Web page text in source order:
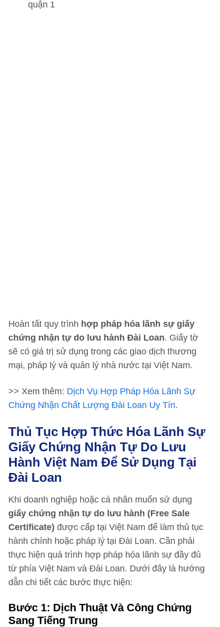
quận 1
Hoàn tất quy trình hợp pháp hóa lãnh sự giấy
chứng nhận tự do lưu hành Đài Loan. Giấy tờ
sẽ có giá trị sử dụng trong các giao dịch thương
mại, pháp lý và quản lý nhà nước tại Việt Nam.
>> Xem thêm: Dịch Vụ Hợp Pháp Hóa Lãnh Sự
Chứng Nhận Chất Lượng Đài Loan Uy Tín.
Thủ Tục Hợp Thức Hóa Lãnh Sự
Giấy Chứng Nhận Tự Do Lưu
Hành Việt Nam Để Sử Dụng Tại
Đài Loan
Khi doanh nghiệp hoặc cá nhân muốn sử dụng
giấy chứng nhận tự do lưu hành (Free Sale
Certificate) được cấp tại Việt Nam để làm thủ tục
hành chính hoặc pháp lý tại Đài Loan. Cần phải
thực hiện quá trình hợp pháp hóa lãnh sự đầy đủ
từ phía Việt Nam và Đài Loan. Dưới đây là hướng
dẫn chi tiết các bước thực hiện:
Bước 1: Dịch Thuật Và Công Chứng
Sang Tiếng Trung